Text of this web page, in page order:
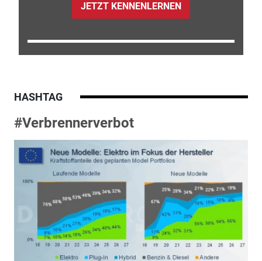
JETZT KENNENLERNEN
HASHTAG
#Verbrennerverbot